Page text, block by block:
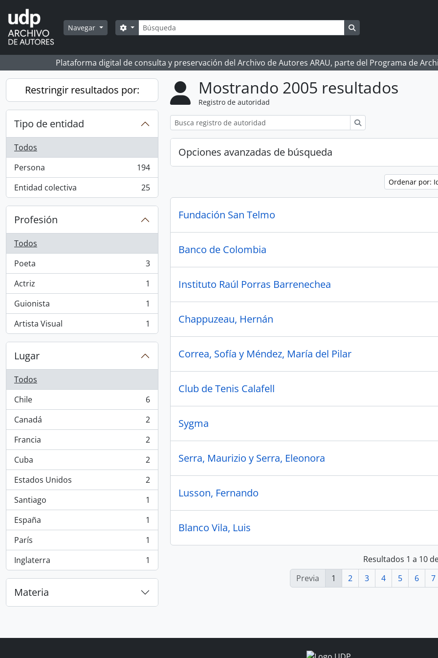
Skip to main content
Navegar Búsqueda
Search options
Plataforma digital de consulta y preservación del Archivo de Autores ARAU, parte del Programa de
Restringir resultados por:
Tipo de entidad
Todos
Persona
, 194 resultados
194
Entidad colectiva
, 25 resultados 25
Profesión
Todos
Poeta
, 3 resultados
3
Actriz
, 1 resultados
1
Guionista
, 1 resultados
1
Artista Visual
, 1 resultados 1
Lugar
Todos
Chile
, 6 resultados
6
Canadá
, 2 resultados
2
Francia
, 2 resultados
2
Cuba
, 2 resultados
2
Estados Unidos
, 2 resultados
2
Santiago
, 1 resultados
1
España
, 1 resultados
1
París
, 1 resultados
1
Inglaterra
, 1 resultados 1
Materia
Mostrando 2005 resultados
Registro de autoridad
Opciones avanzadas de búsqueda
Ordenar por:
Fundación San Telmo
Banco de Colombia
Instituto Raúl Porras Barrenechea
Chappuzeau, Hernán
Correa, Sofía y Méndez, María del Pilar
Club de Tenis Calafell
Sygma
Serra, Maurizio y Serra, Eleonora
Lusson, Fernando
Blanco Vila, Luis
Resultados 1 a 10
Previa
1 2 3 4 5 6 7